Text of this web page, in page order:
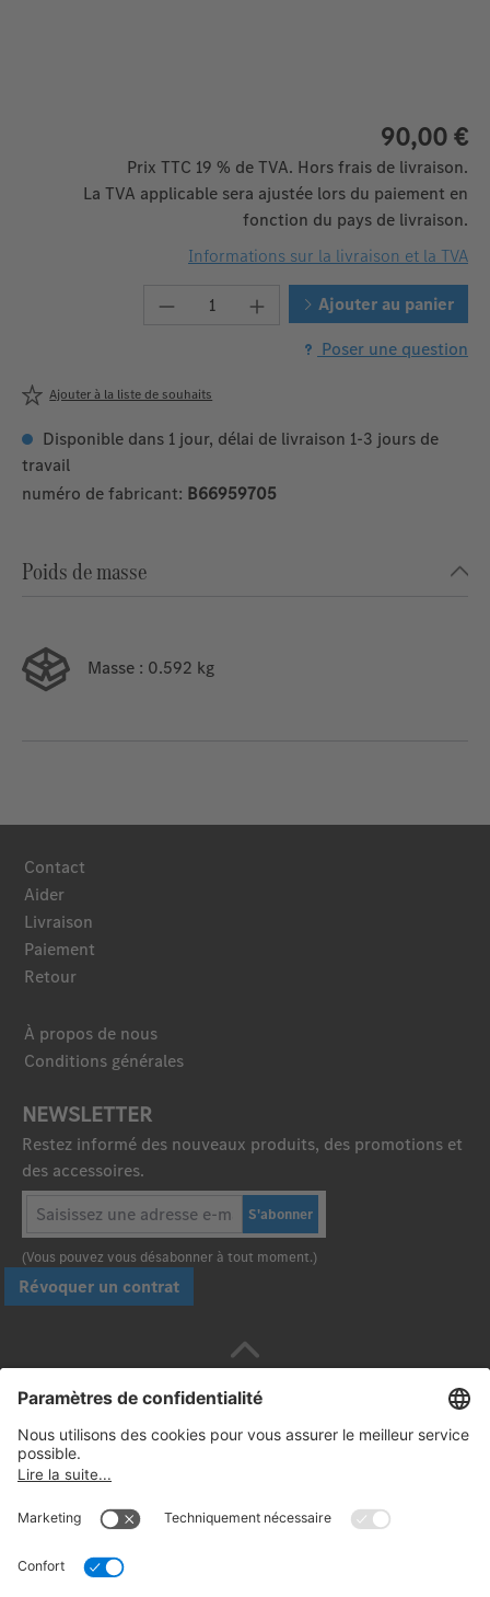
90,00 €
Prix TTC 19 % de TVA. Hors frais de livraison.
La TVA applicable sera ajustée lors du paiement en
fonction du pays de livraison.
Informations sur la livraison et la TVA
Quantité de produit : Entrez la
Ajouter au panier
Poser une question
Ajouter à la liste de souhaits
Disponible dans 1 jour, délai de livraison 1-3 jours de
travail
numéro de fabricant: B66959705
Poids de masse
Masse : 0.592 kg
Contact
Aider
Livraison
Paiement
Retour
À propos de nous
Conditions générales
NEWSLETTER
Restez informé des nouveaux produits, des promotions et
des accessoires.
S'abonner
(Vous pouvez vous désabonner à tout moment.)
Révoquer un contrat
Payez en toute sécurité avec :